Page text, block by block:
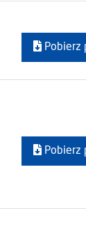
Pobierz
Pobierz